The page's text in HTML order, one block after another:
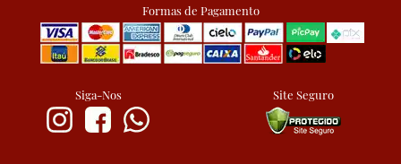
Formas de Pagamento
Siga-Nos Site Seguro